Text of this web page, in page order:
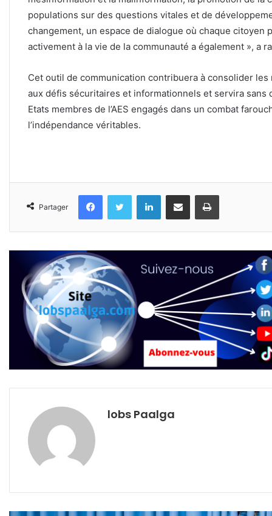
populations sur des questions vitales et de
changement, un espace de dialogue où chaque citoyen
activement à la vie de la communauté a également », a
Cet outil de communication contribuera à consolider les
aux défis sécuritaires et informationnels et servira
Etats membres de l’AES engagés dans un combat
l’indépendance véritables.
Partager
FacebookTwitter LinkedinPartager par email Imprimer
lobs Paalga